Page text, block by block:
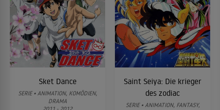
Sket Dance
SERIE • ANIMATION, KOMÖDIEN,
DRAMA
Saint Seiya: Die krieger
des zodiac
SERIE • ANIMATION, FANTASY,